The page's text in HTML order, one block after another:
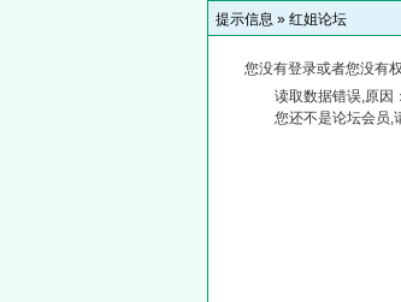
提示信息 » 红姐论坛
您没有登录或者您没有
读取数据错误,原因
您还不是论坛会员,